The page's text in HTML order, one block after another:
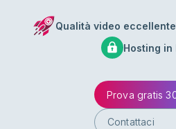
Qualità video eccellente
Hosting in
Prova gratis
Contattaci